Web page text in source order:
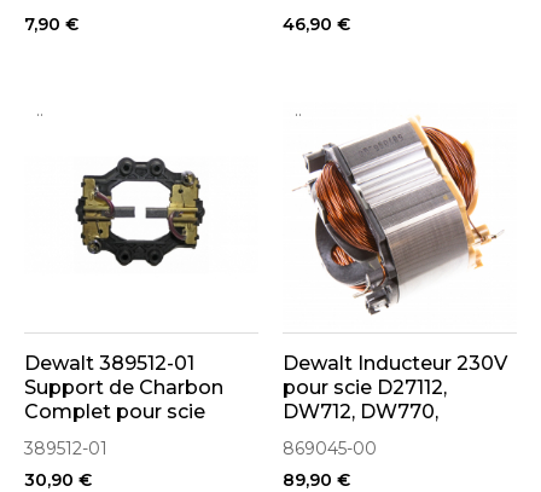
7,90 €
16)
46,90 €
..
Dewalt 389512-01
Support de Charbon
Complet pour scie
389512-01
30,90 €
..
Dewalt Inducteur 230V
pour scie D27112,
DW712, DW770,
DW777, DWS780
(869045-00)
869045-00
89,90 €